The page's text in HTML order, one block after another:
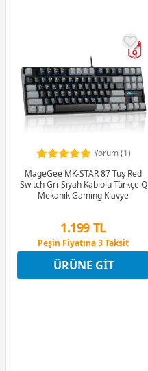
Yorum (1)
MageGee MK-STAR 87 Tuş Red
Switch Gri-Siyah Kablolu Türkçe Q
Mekanik Gaming Klavye
1.199 TL
Peşin Fiyatına 3 Taksit
12 Ay x 141 TL taksitle
Peşin Fiyatına 3 Taksit
ÜRÜNE GIT